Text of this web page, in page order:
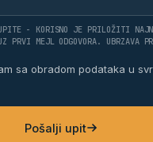
UPITE - KORISNO JE PRILOŽITI
PRVI MEJL ODGOVORA. UBRZAVA
sa obradom podataka u
Pošalji upit